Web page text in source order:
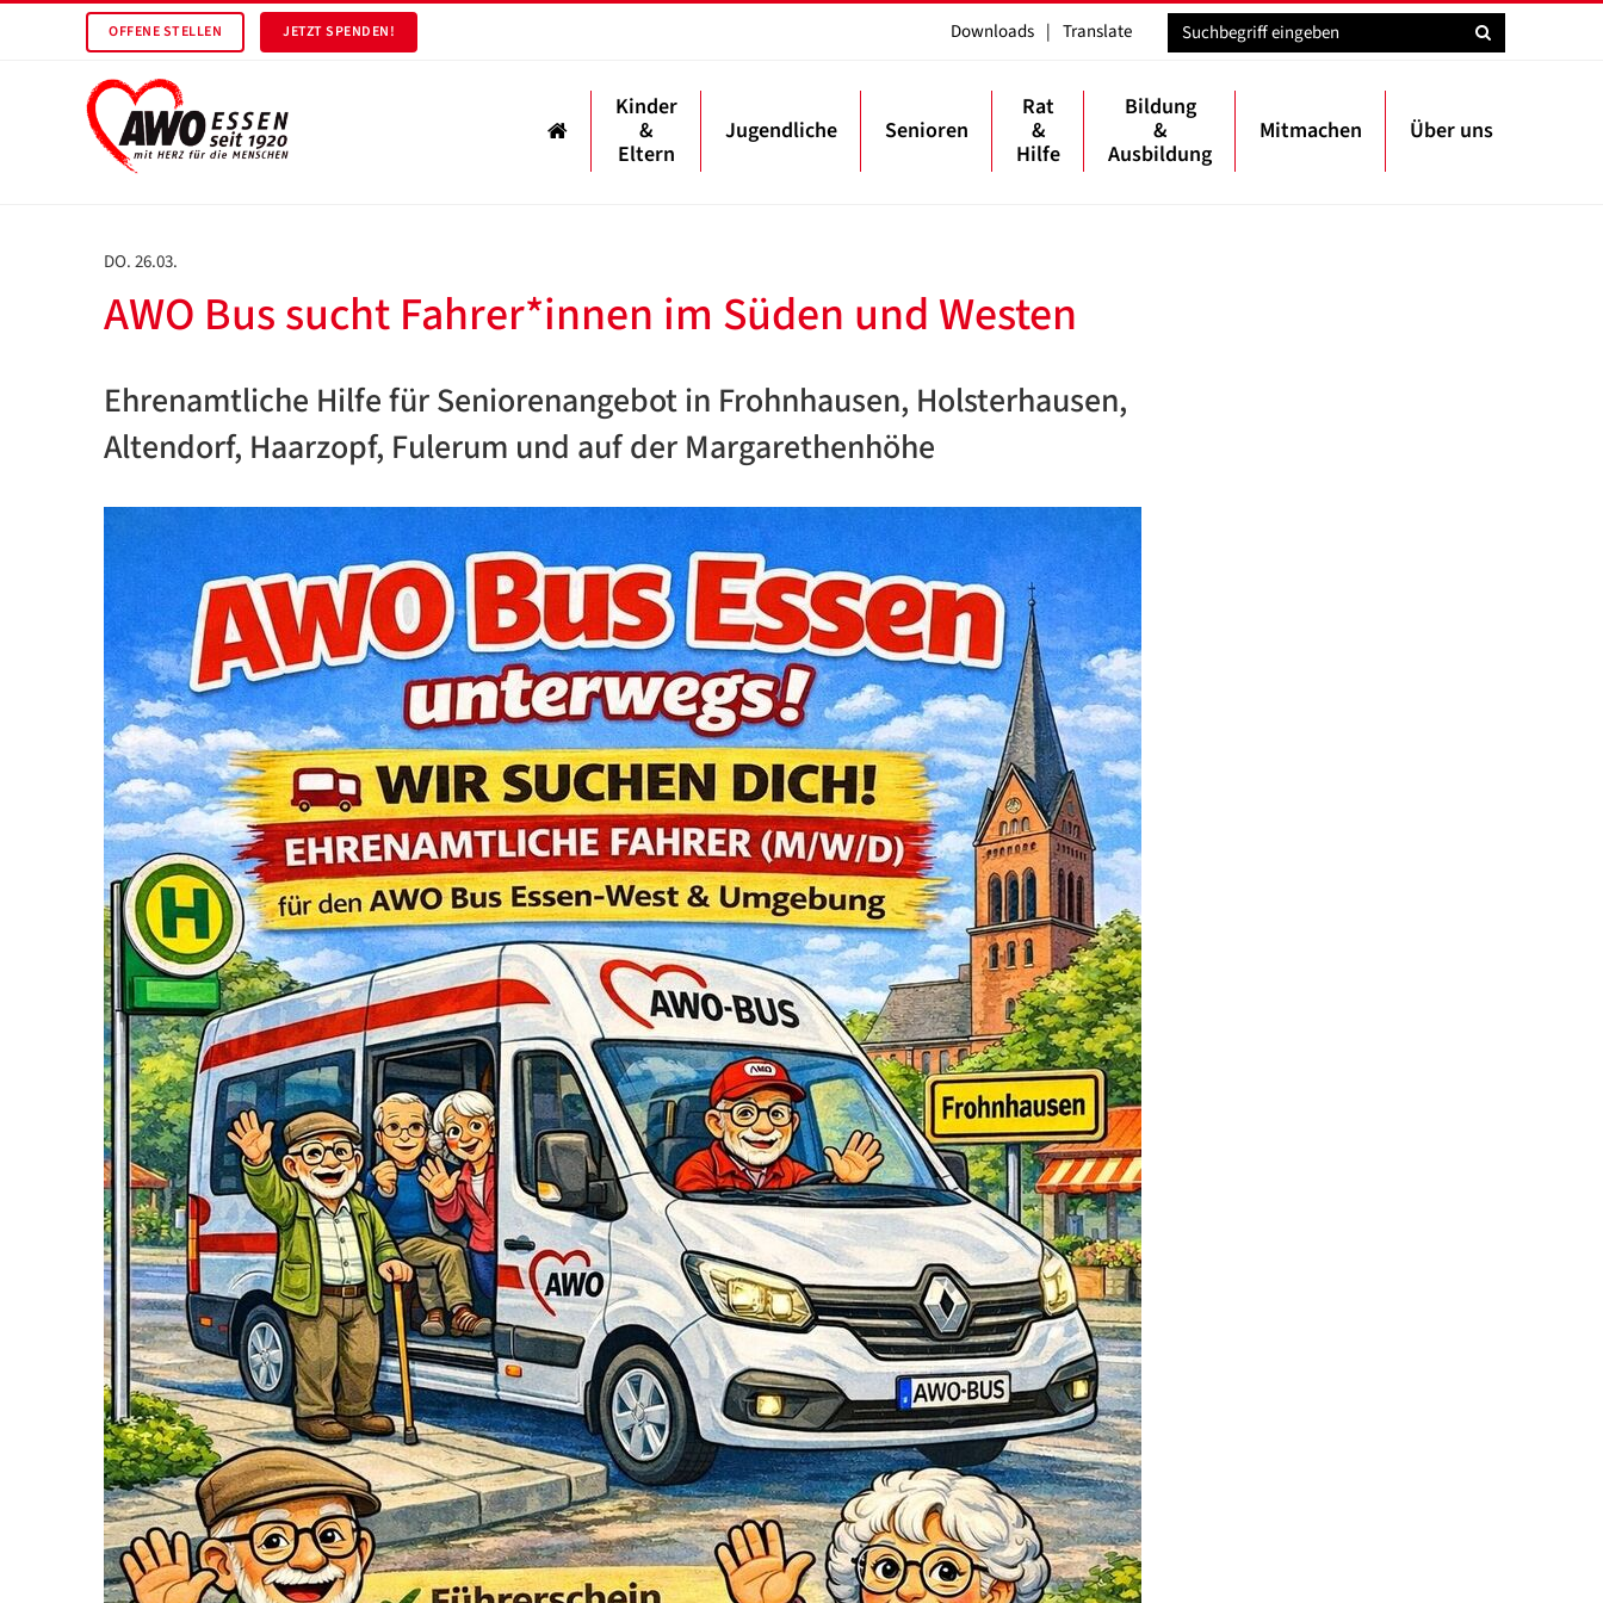
OFFENE STELLEN JETZT SPENDEN! Downloads | Translate
Kinder
&
Eltern
Jugendliche Senioren
Rat
&
Hilfe
Bildung
&
Ausbildung
Mitmachen Über uns
DO. 26.03.
AWO Bus sucht Fahrer*innen im Süden und Westen
Ehrenamtliche Hilfe für Seniorenangebot in Frohnhausen, Holsterhausen,
Altendorf, Haarzopf, Fulerum und auf der Margarethenhöhe